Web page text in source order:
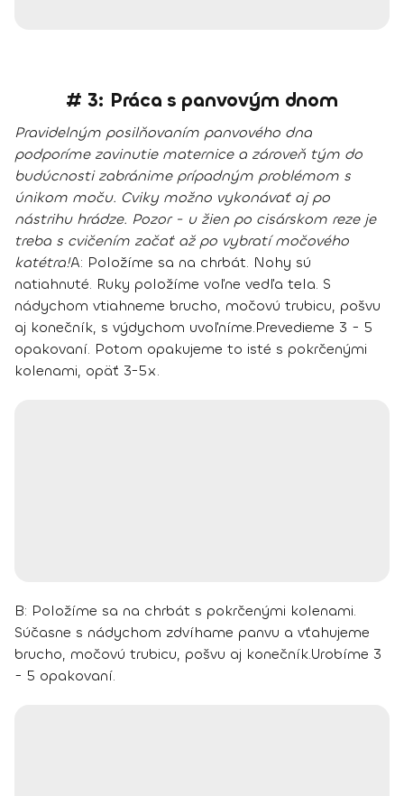
# 3: Práca s panvovým dnom
Pravidelným posilňovaním panvového dna
podporíme zavinutie maternice a zároveň tým do
budúcnosti zabránime prípadným problémom s
únikom moču. Cviky možno vykonávať aj po
nástrihu hrádze. Pozor - u žien po cisárskom reze je
treba s cvičením začať až po vybratí močového
katétra!A: Položíme sa na chrbát. Nohy sú
natiahnuté. Ruky položíme voľne vedľa tela. S
nádychom vtiahneme brucho, močovú trubicu, pošvu
aj konečník, s výdychom uvoľníme.Prevedieme 3 - 5
opakovaní. Potom opakujeme to isté s pokrčenými
kolenami, opäť 3-5x.
B: Položíme sa na chrbát s pokrčenými kolenami.
Súčasne s nádychom zdvíhame panvu a vťahujeme
brucho, močovú trubicu, pošvu aj konečník.Urobíme 3
- 5 opakovaní.